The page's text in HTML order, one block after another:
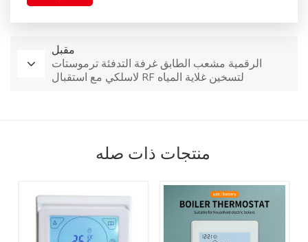
مقبل
الرقمية مشعب الطابق غرفة التدفئة ترموستات
لاسلكي مع استقبال RF لتسخين غلاية المياه
منتجات ذات صله